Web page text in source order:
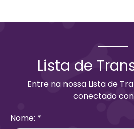
Lista de
Entre na nossa Lista de
conectado
Nome: *